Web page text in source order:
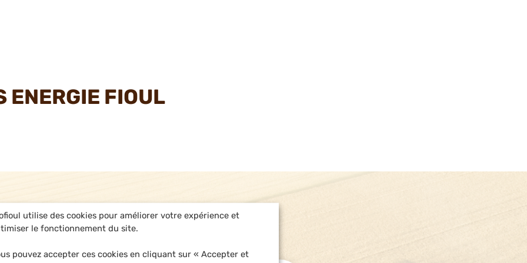
ENERGIE FIOUL
utilise des cookies pour améliorer votre expérience et
le fonctionnement du site.
pouvez accepter ces cookies en cliquant sur « Accepter et